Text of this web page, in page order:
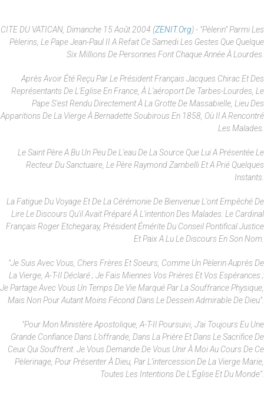
CITE DU VATICAN, Dimanche 15 Août 2004 (ZENIT.org) - "Pèlerin" Parmi Les
Pèlerins, Le Pape Jean-Paul II A Refait Ce Samedi Les Gestes Que Quelque
Six Millions De Personnes Font Chaque Année À Lourdes.
Après Avoir Été Reçu Par Le Président Français Jacques Chirac Et Des
Représentants De L'Eglise En France, À L'aéroport De Tarbes-Lourdes, Le
Pape S'est Rendu Directement À La Grotte De Massabielle, Lieu Des
Apparitions De La Vierge À Bernadette Soubirous En 1858, Où Il A Rencontré
Les Malades.
Le Saint Père A Bu Un Peu De L'eau De La Source Que Lui A Présentée Le
Recteur Du Sanctuaire, Le Père Raymond Zambelli Et A Prié Quelques
Instants.
La Fatigue Du Voyage Et De La Cérémonie De Bienvenue L'ont Empêché De
Lire Le Discours Qu'il Avait Préparé À L'intention Des Malades. Le Cardinal
Français Roger Etchegaray, Président Émérite Du Conseil Pontifical Justice
Et Paix A Lu Le Discours En Son Nom.
"Je Suis Avec Vous, Chers Frères Et Soeurs, Comme Un Pèlerin Auprès De
La Vierge, A-T-Il Déclaré ; Je Fais Miennes Vos Prières Et Vos Espérances ;
Je Partage Avec Vous Un Temps De Vie Marqué Par La Souffrance Physique,
Mais Non Pour Autant Moins Fécond Dans Le Dessein Admirable De Dieu".
"Pour Mon Ministère Apostolique, A-T-Il Poursuivi, J’ai Toujours Eu Une
Grande Confiance Dans L’offrande, Dans La Prière Et Dans Le Sacrifice De
Ceux Qui Souffrent. Je Vous Demande De Vous Unir À Moi Au Cours De Ce
Pèlerinage, Pour Présenter À Dieu, Par L’intercession De La Vierge Marie,
Toutes Les Intentions De L’Église Et Du Monde".